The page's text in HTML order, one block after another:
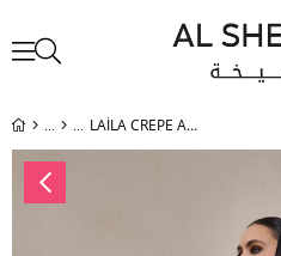
LAİLA CREPE ABAYA SET BLACK